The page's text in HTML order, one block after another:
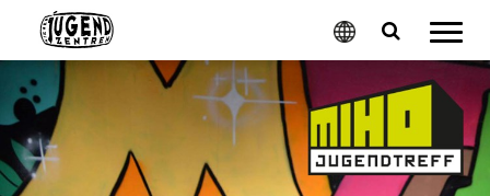
Menu
Toggle
Search
Google
Translate